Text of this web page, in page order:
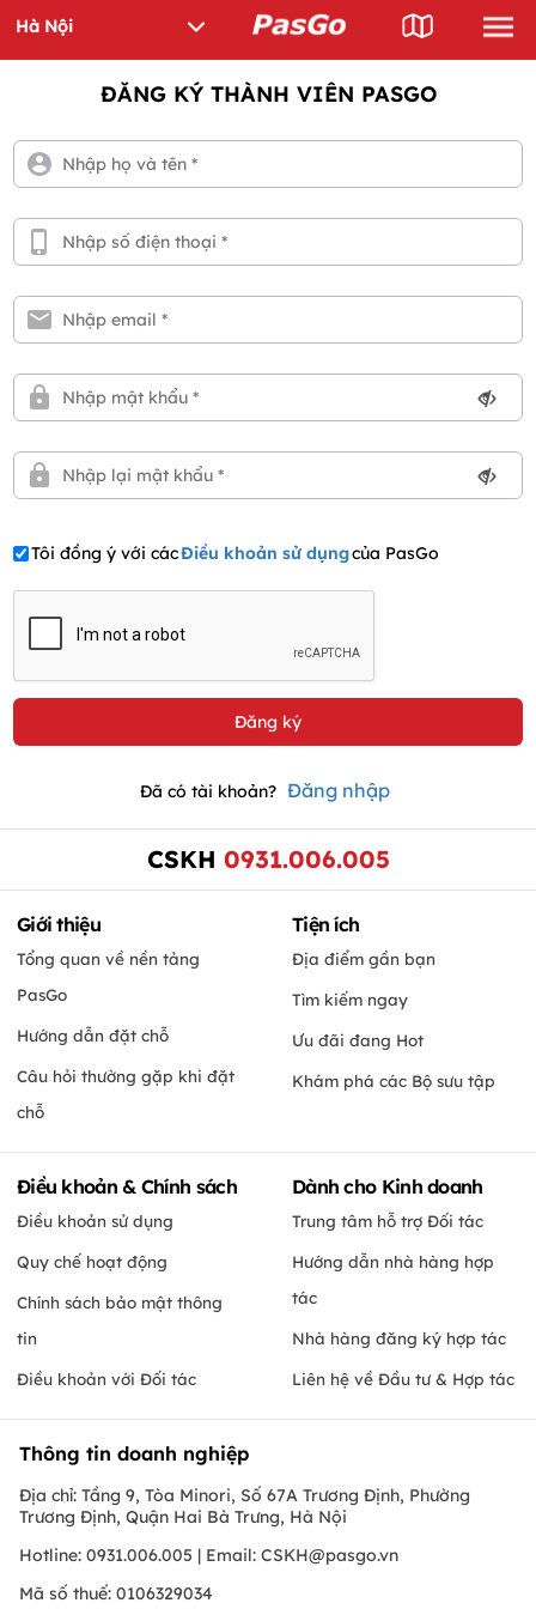
ĐĂNG KÝ THÀNH VIÊN PASGO
Tôi đồng ý với cácĐiều khoản sử dụngcủa PasGo
Đã có tài khoản? Đăng nhập
CSKH 0931.006.005
Giới thiệu
Tổng quan về nền tảng
PasGo
Hướng dẫn đặt chỗ
Câu hỏi thường gặp khi đặt
chỗ
Tiện ích
Địa điểm gần bạn
Tìm kiếm ngay
Ưu đãi đang Hot
Khám phá các Bộ sưu tập
Điều khoản & Chính sách
Điều khoản sử dụng
Quy chế hoạt động
Chính sách bảo mật thông
tin
Điều khoản với Đối tác
Dành cho Kinh doanh
Trung tâm hỗ trợ Đối tác
Hướng dẫn nhà hàng hợp
tác
Nhà hàng đăng ký hợp tác
Liên hệ về Đầu tư & Hợp tác
Thông tin doanh nghiệp
Địa chỉ: Tầng 9, Tòa Minori, Số 67A Trương Định, Phường
Trương Định, Quận Hai Bà Trưng, Hà Nội
Hotline: 0931.006.005 | Email: CSKH@pasgo.vn
Mã số thuế: 0106329034